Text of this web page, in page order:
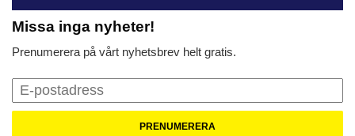
Missa inga nyheter!
Prenumerera på vårt nyhetsbrev helt gratis.